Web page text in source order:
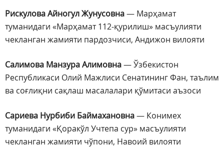
Рискулова Айногул Жунусовна— Марҳамат
туманидаги «Марҳамат 112-қурилиш» масъулияти
чекланган жамияти пардозчиси, Андижон вилояти
Салимова Манзура Алимовна— Ўзбекистон
Республикаси Олий Мажлиси Сенатининг Фан, таълим
ва соғлиқни сақлаш масалалари қўмитаси аъзоси
Сариева Нурбиби Баймахановна— Конимех
туманидаги «Қоракўл Учтепа сур» масъулияти
чекланган жамияти чўпони, Навоий вилояти